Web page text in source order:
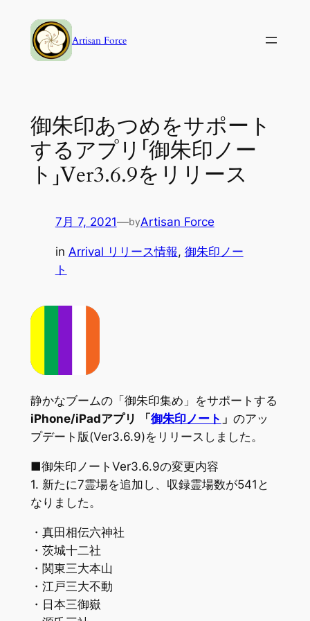
Artisan Force
御朱印あつめをサポート
するアプリ「御朱印ノー
ト」Ver3.6.9をリリース
7月 7, 2021—byArtisan Force
in Arrival リリース情報, 御朱印ノー
ト
静かなブームの「御朱印集め」をサポートする
iPhone/iPadアプリ 「御朱印ノート 」 のアッ
プデート版(Ver3.6.9)をリリースしました。
■御朱印ノートVer3.6.9の変更内容
1. 新たに7霊場を追加し、収録霊場数が541と
なりました。
・真田相伝六神社
・茨城十二社
・関東三大本山
・江戸三大不動
・日本三御嶽